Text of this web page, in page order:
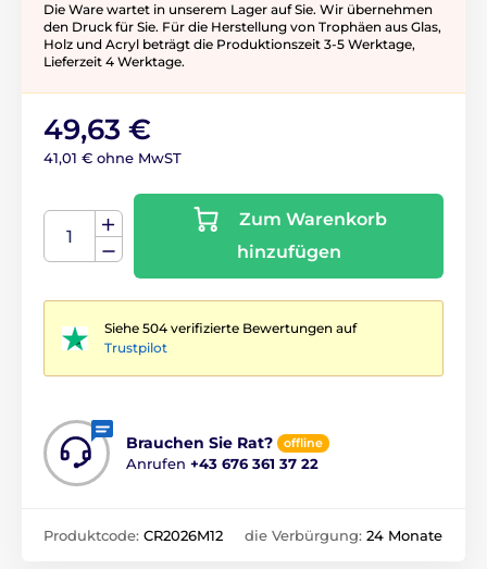
Die Ware wartet in unserem Lager auf Sie. Wir übernehmen
den Druck für Sie. Für die Herstellung von Trophäen aus Glas,
Holz und Acryl beträgt die Produktionszeit 3-5 ​​Werktage,
Lieferzeit 4 Werktage.
49,63 €
41,01 € ohne MwST
Zum Warenkorb
hinzufügen
Siehe 504 verifizierte Bewertungen auf
Trustpilot
Brauchen Sie Rat? offline
Anrufen +43 676 361 37 22
Produktcode: CR2026M12 die Verbürgung: 24 Monate